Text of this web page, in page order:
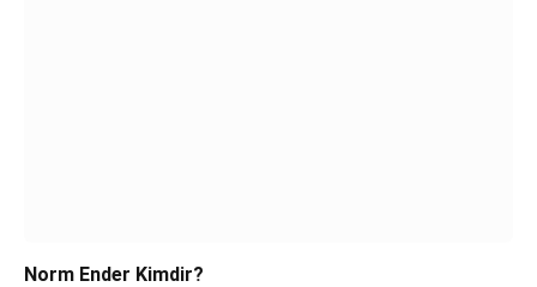
Norm Ender Kimdir?